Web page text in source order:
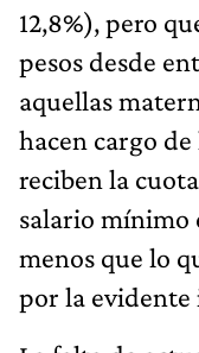
12,8%), pero
pesos desde
aquellas
hacen cargo
reciben la
salario mínimo
menos que lo
por la evidente